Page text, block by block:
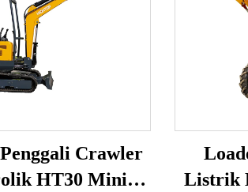
Crawler
HT30 Mini
Listrik